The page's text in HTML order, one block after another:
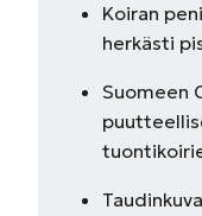
Koiran
herkästi
Suomeen